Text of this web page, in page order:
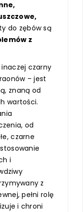
do zębów są
z
czarny
– jest
znaną od
wartości.
od
czarne
i
z
pełni rolę
i chroni